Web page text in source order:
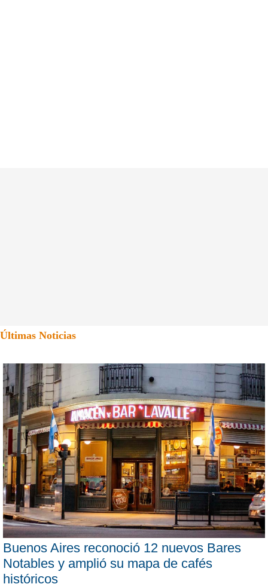
Últimas Noticias
Buenos Aires reconoció 12 nuevos Bares
Notables y amplió su mapa de cafés
históricos